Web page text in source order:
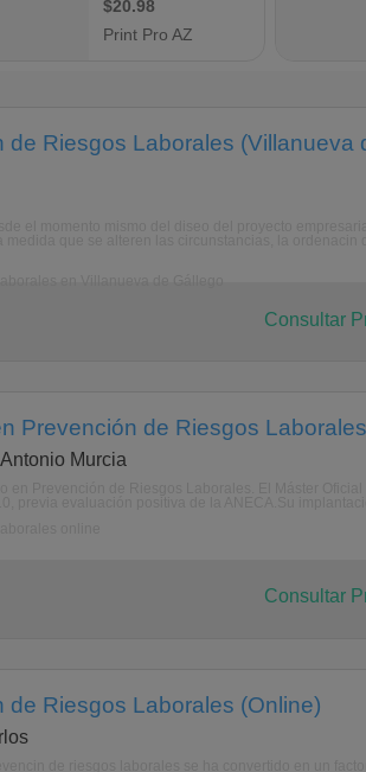
de Riesgos Laborales (Villanueva
Consultar
Prevención de Riesgos
Murcia
Consultar
de Riesgos Laborales (Online)